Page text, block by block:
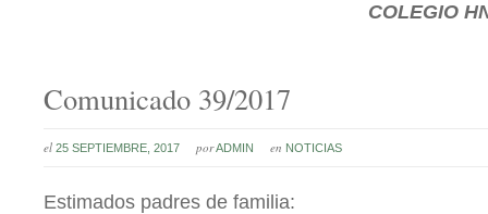
COLEGIO
Comunicado 39/2017
el 25 SEPTIEMBRE, 2017 porADMIN en NOTICIAS
Estimados padres de familia: